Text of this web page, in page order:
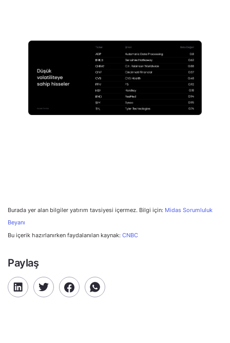
Burada yer alan bilgiler yatırım tavsiyesi içermez. Bilgi için: Midas Sorumluluk
Beyanı
Bu içerik hazırlanırken faydalanılan kaynak: CNBC
Paylaş